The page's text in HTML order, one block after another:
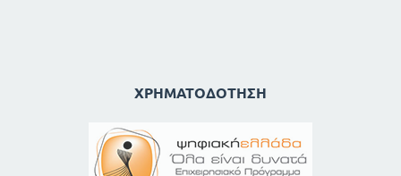
ΧΡΗΜΑΤΟΔΌΤΗΣΗ